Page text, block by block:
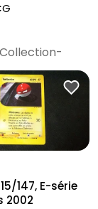
Pro
147, E-série
2002